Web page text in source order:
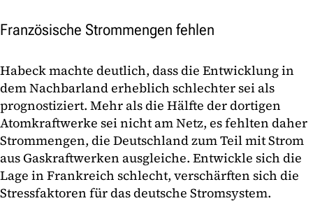
Französische Strommengen fehlen
Habeck machte deutlich, dass die Entwicklung in
dem Nachbarland erheblich schlechter sei als
prognostiziert. Mehr als die Hälfte der dortigen
Atomkraftwerke sei nicht am Netz, es fehlten daher
Strommengen, die Deutschland zum Teil mit Strom
aus Gaskraftwerken ausgleiche. Entwickle sich die
Lage in Frankreich schlecht, verschärften sich die
Stressfaktoren für das deutsche Stromsystem.